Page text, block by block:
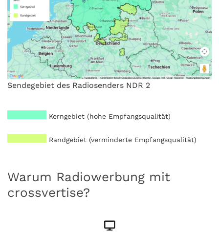
Sendegebiet des Radiosenders NDR 2
Kerngebiet (hohe Empfangsqualität)
Randgebiet (verminderte Empfangsqualität)
Warum Radiowerbung mit
crossvertise?